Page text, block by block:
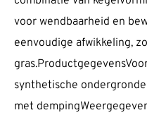
voor wendbaarheid en
eenvoudige afwikkeling,
synthetische
met